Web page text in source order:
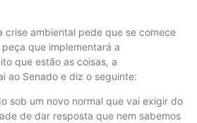
crise ambiental pede que se comece
que implementará a
que estão as coisas, a
ao Senado e diz o seguinte:
sob um novo normal que vai exigir do
de dar resposta que nem sabemos